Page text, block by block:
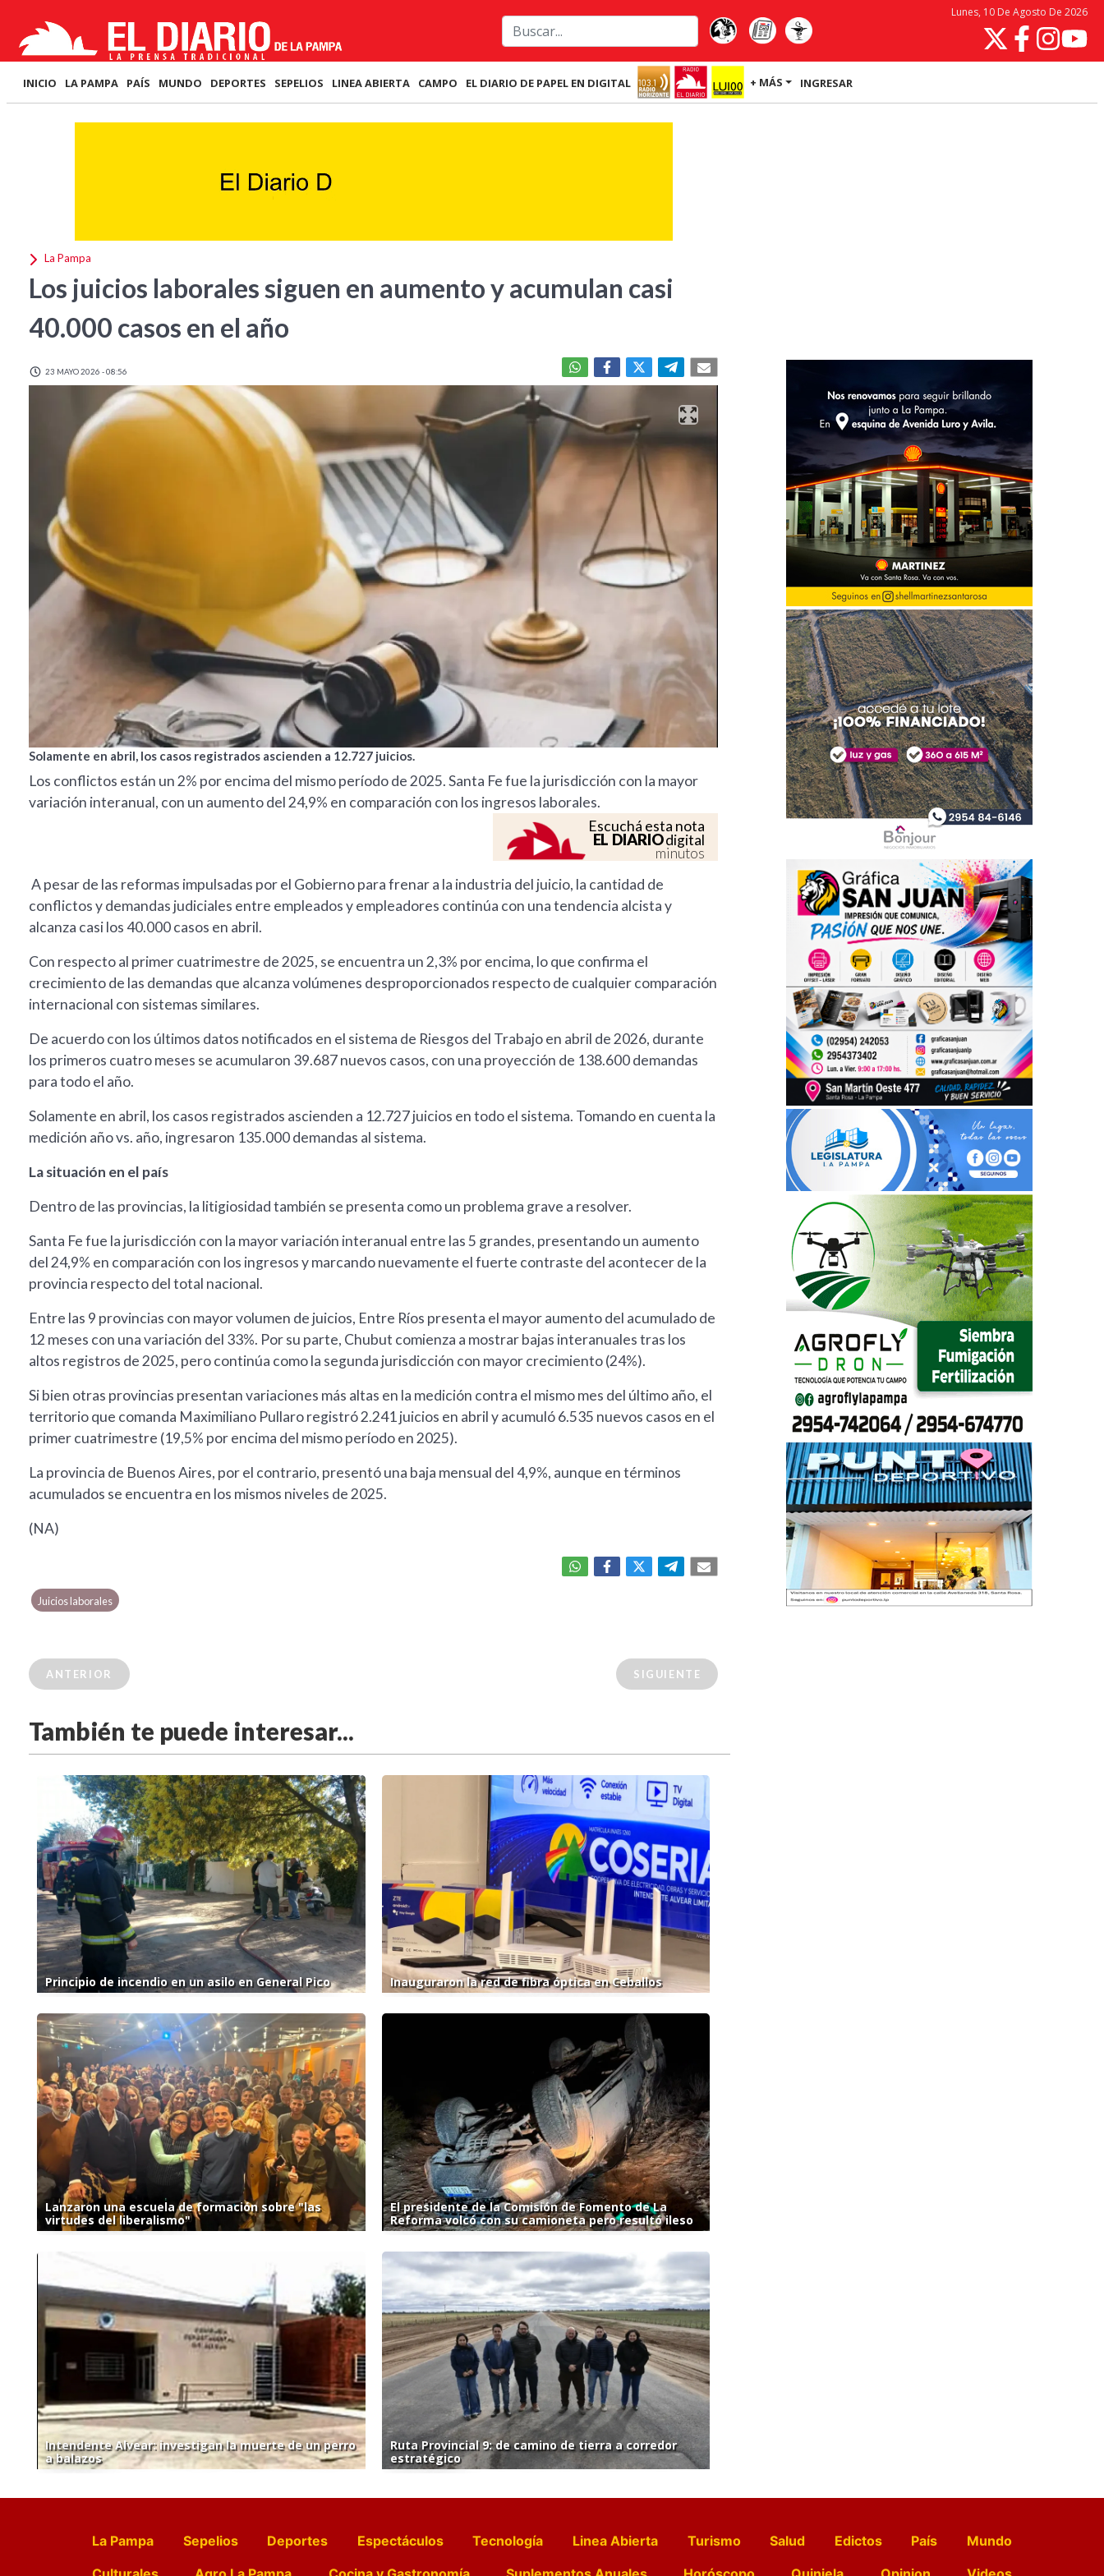
Lunes, 10 De Agosto De 2026
INICIO LA PAMPA PAÍS MUNDO DEPORTES SEPELIOS LINEA ABIERTA CAMPO EL DIARIO DE PAPEL EN DIGITAL + MÁS INGRESAR
La Pampa
Los juicios laborales siguen en aumento y acumulan casi
40.000 casos en el año
23 MAYO 2026 - 08:56
Solamente en abril, los casos registrados ascienden a 12.727 juicios.
Los conflictos están un 2% por encima del mismo período de 2025. Santa Fe fue la jurisdicción con la mayor
variación interanual, con un aumento del 24,9% en comparación con los ingresos laborales.
Escuchá esta nota
EL DIARIOdigital
minutos
A pesar de las reformas impulsadas por el Gobierno para frenar a la industria del juicio, la cantidad de
conflictos y demandas judiciales entre empleados y empleadores continúa con una tendencia alcista y
alcanza casi los 40.000 casos en abril.
Con respecto al primer cuatrimestre de 2025, se encuentra un 2,3% por encima, lo que confirma el
crecimiento de las demandas que alcanza volúmenes desproporcionados respecto de cualquier comparación
internacional con sistemas similares.
De acuerdo con los últimos datos notificados en el sistema de Riesgos del Trabajo en abril de 2026, durante
los primeros cuatro meses se acumularon 39.687 nuevos casos, con una proyección de 138.600 demandas
para todo el año.
Solamente en abril, los casos registrados ascienden a 12.727 juicios en todo el sistema. Tomando en cuenta la
medición año vs. año, ingresaron 135.000 demandas al sistema.
La situación en el país
Dentro de las provincias, la litigiosidad también se presenta como un problema grave a resolver.
Santa Fe fue la jurisdicción con la mayor variación interanual entre las 5 grandes, presentando un aumento
del 24,9% en comparación con los ingresos y marcando nuevamente el fuerte contraste del acontecer de la
provincia respecto del total nacional.
Entre las 9 provincias con mayor volumen de juicios, Entre Ríos presenta el mayor aumento del acumulado de
12 meses con una variación del 33%. Por su parte, Chubut comienza a mostrar bajas interanuales tras los
altos registros de 2025, pero continúa como la segunda jurisdicción con mayor crecimiento (24%).
Si bien otras provincias presentan variaciones más altas en la medición contra el mismo mes del último año, el
territorio que comanda Maximiliano Pullaro registró 2.241 juicios en abril y acumuló 6.535 nuevos casos en el
primer cuatrimestre (19,5% por encima del mismo período en 2025).
La provincia de Buenos Aires, por el contrario, presentó una baja mensual del 4,9%, aunque en términos
acumulados se encuentra en los mismos niveles de 2025.
(NA)
Juicios laborales
ANTERIOR SIGUIENTE
También te puede interesar...
Principio de incendio en un asilo en General Pico Inauguraron la red de fibra óptica en Ceballos
Lanzaron una escuela de formación sobre "las
virtudes del liberalismo"
El presidente de la Comisión de Fomento de La
Reforma volcó con su camioneta pero resultó ileso
Intendente Alvear: investigan la muerte de un perro
a balazos
Ruta Provincial 9: de camino de tierra a corredor
estratégico
La Pampa Sepelios Deportes Espectáculos Tecnología Linea Abierta Turismo Salud Edictos País
Mundo